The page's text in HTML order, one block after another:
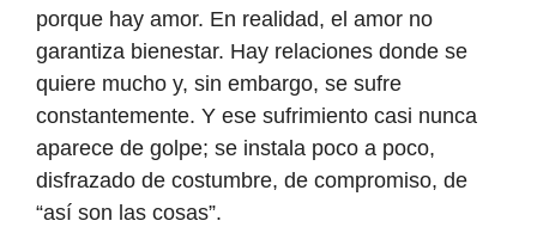
porque hay amor. En realidad, el amor no
garantiza bienestar. Hay relaciones donde se
quiere mucho y, sin embargo, se sufre
constantemente. Y ese sufrimiento casi nunca
aparece de golpe; se instala poco a poco,
disfrazado de costumbre, de compromiso, de
“así son las cosas”.